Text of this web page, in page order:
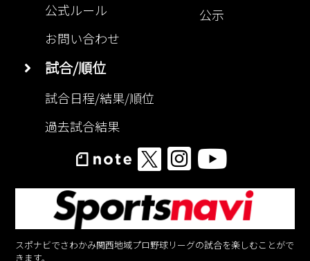
公式ルール
お問い合わせ
試合/順位
試合日程/結果/順位
過去試合結果
公示
スポナビでさわかみ関西地域プロ野球リーグの試合を楽しむことがで
きます。